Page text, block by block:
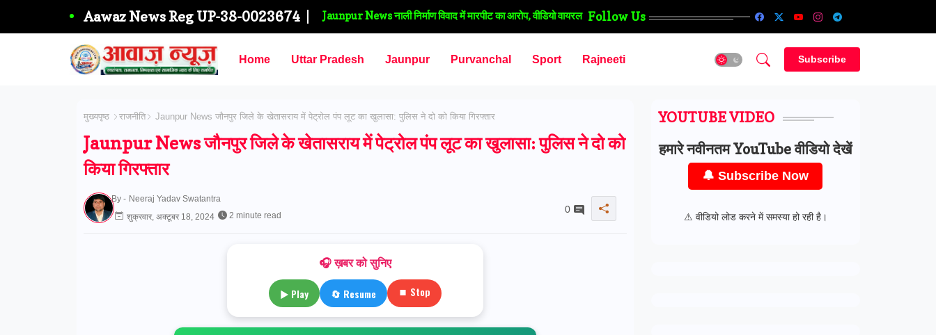
Aawaz News Reg UP-38-0023674
Jaunpur News सीएमओ के औचक निरीक्षण में खुली स्वास्थ्य विभाग की
पोल, दो पीएचसी पर कई कर्मचारी मिले अनुपस्थित
Follow Us
Home Uttar Pradesh Jaunpur Purvanchal Sport Rajneeti Subscribe
मुख्यपृष्ठ राजनीति Jaunpur News जौनपुर जिले के खेतासराय में पेट्रोल पंप लूट का खुलासा: पुलिस ने दो को किया गिरफ्तार
Jaunpur News जौनपुर जिले के खेतासराय में पेट्रोल पंप लूट का खुलासा: पुलिस ने दो को
किया गिरफ्तार
By - Neeraj Yadav Swatantra
शुक्रवार, अक्टूबर 18, 2024
2 minute read
0
🎧 ख़बर को सुनिए
▶ Play 🔄 Resume ⏹ Stop
YOUTUBE VIDEO
हमारे नवीनतम YouTube वीडियो देखें
🔔 Subscribe Now
⚠ वीडियो लोड करने में समस्या हो रही है।